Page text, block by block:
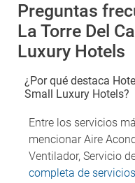
Preguntas
La Torre Del
Luxury Hotels
¿Por qué destaca
Small Luxury Hotels?
Entre los servicios
mencionar Aire
Ventilador, Servicio
completa de